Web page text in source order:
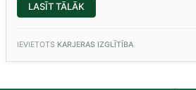
LASĪT TĀLĀK
IZSTĀDE
IEVIETOTS KARJERAS IZGLĪTĪBA